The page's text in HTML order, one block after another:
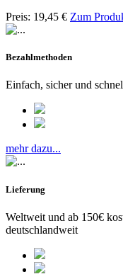
Preis: 19,45 € Zum
Bezahlmethoden
Einfach, sicher und
mehr dazu...
Lieferung
Weltweit und ab 150€
deutschlandweit